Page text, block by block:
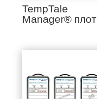
TempTale
Manager® плот